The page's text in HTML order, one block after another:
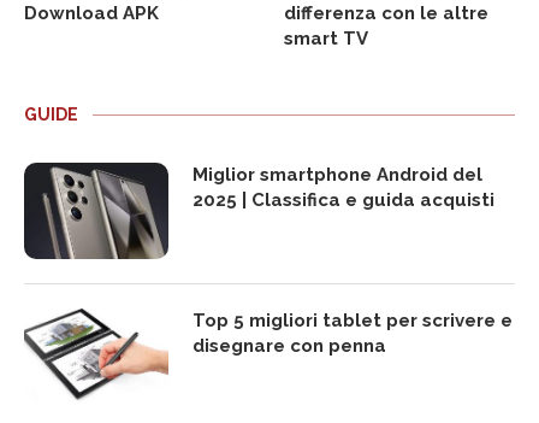
Download APK
differenza con le altre
smart TV
GUIDE
Miglior smartphone Android del
2025 | Classifica e guida acquisti
Top 5 migliori tablet per scrivere e
disegnare con penna